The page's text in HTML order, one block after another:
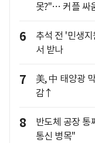
못?"… 커플 싸
6
추석 전 '민생
서 받나
7
美, 中 태양광
감↑
8
반도체 공장
통신 병목"